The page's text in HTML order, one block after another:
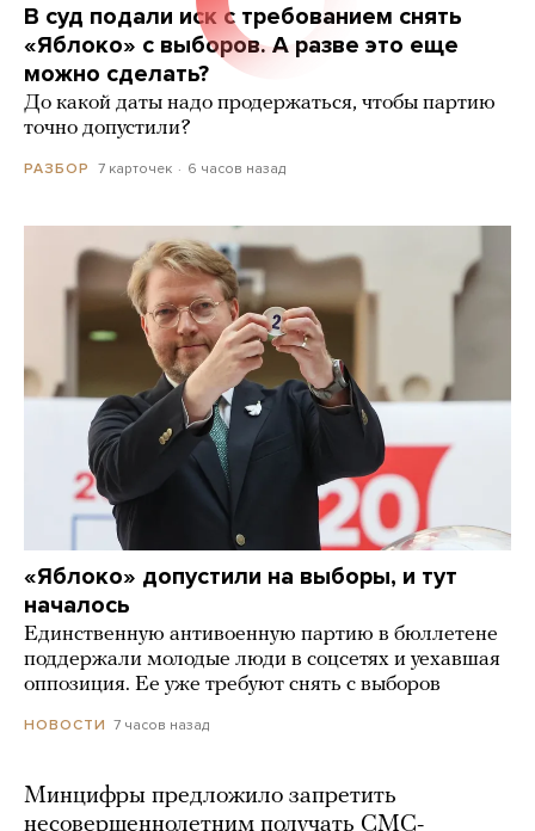
В суд подали иск с требованием снять
«Яблоко» с выборов. А разве это еще
можно сделать?
До какой даты надо продержаться, чтобы партию
точно допустили?
РАЗБОР 7 карточек 6 часов назад
«Яблоко» допустили на выборы, и тут
началось
Единственную антивоенную партию в бюллетене
поддержали молодые люди в соцсетях и уехавшая
оппозиция. Ее уже требуют снять с выборов
НОВОСТИ 7 часов назад
Минцифры предложило запретить
несовершеннолетним получать СМС-